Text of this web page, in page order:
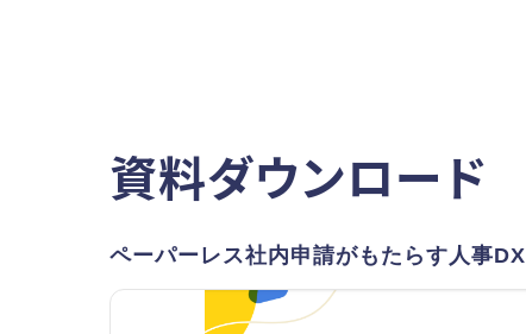
資料ダウンロード
ペーパーレス社内申請がもたらす人事DX